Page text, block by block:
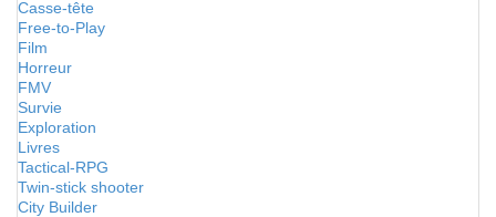
Casse-tête
Free-to-Play
Film
Horreur
FMV
Survie
Exploration
Livres
Tactical-RPG
Twin-stick shooter
City Builder